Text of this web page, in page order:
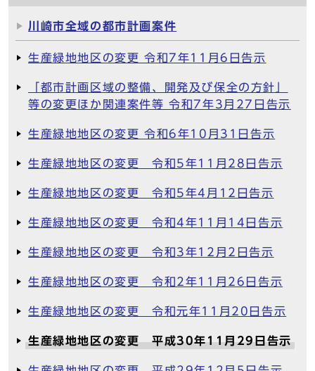
川崎市全域の都市計画案件
生産緑地地区の変更 令和7年11月6日告示
「都市計画区域の整備、開発及び保全の方針」
等の変更ほか関連案件等 令和7年3月27日告示
生産緑地地区の変更 令和6年10月31日告示
生産緑地地区の変更 令和5年11月28日告示
生産緑地地区の変更 令和5年4月12日告示
生産緑地地区の変更 令和4年11月14日告示
生産緑地地区の変更 令和3年12月2日告示
生産緑地地区の変更 令和2年11月26日告示
生産緑地地区の変更 令和元年11月20日告示
生産緑地地区の変更 平成30年11月29日告示